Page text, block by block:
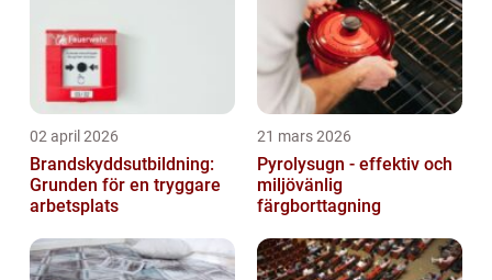
02 april 2026
Brandskyddsutbildning:
Grunden för en tryggare
arbetsplats
21 mars 2026
Pyrolysugn - effektiv och
miljövänlig
färgborttagning